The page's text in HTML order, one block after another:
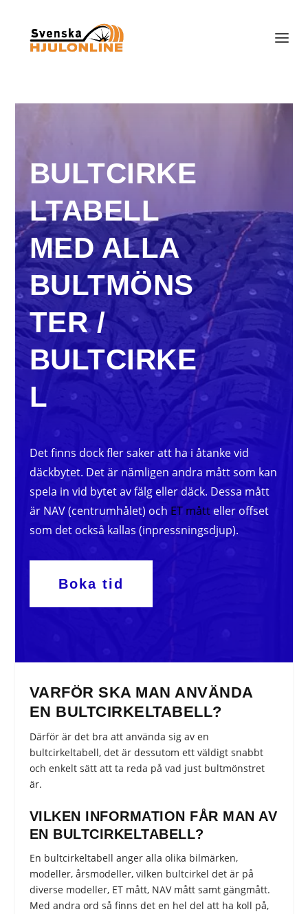
BULTCIRKE
LTABELL
MED ALLA
BULTMÖNS
TER /
BULTCIRKE
L
Det finns dock fler saker att ha i åtanke vid
däckbytet. Det är nämligen andra mått som kan
spela in vid bytet av fälg eller däck. Dessa mått
är NAV (centrumhålet) och ET måtteller offset
som det också kallas (inpressningsdjup).
Boka tid
VARFÖR SKA MAN ANVÄNDA
EN BULTCIRKELTABELL?
Därför är det bra att använda sig av en
bultcirkeltabell, det är dessutom ett väldigt snabbt
och enkelt sätt att ta reda på vad just bultmönstret
är.
VILKEN INFORMATION FÅR MAN AV
EN BULTCIRKELTABELL?
En bultcirkeltabell anger alla olika bilmärken,
modeller, årsmodeller, vilken bultcirkel det är på
diverse modeller, ET mått, NAV mått samt gängmått.
Med andra ord så finns det en hel del att ha koll på,